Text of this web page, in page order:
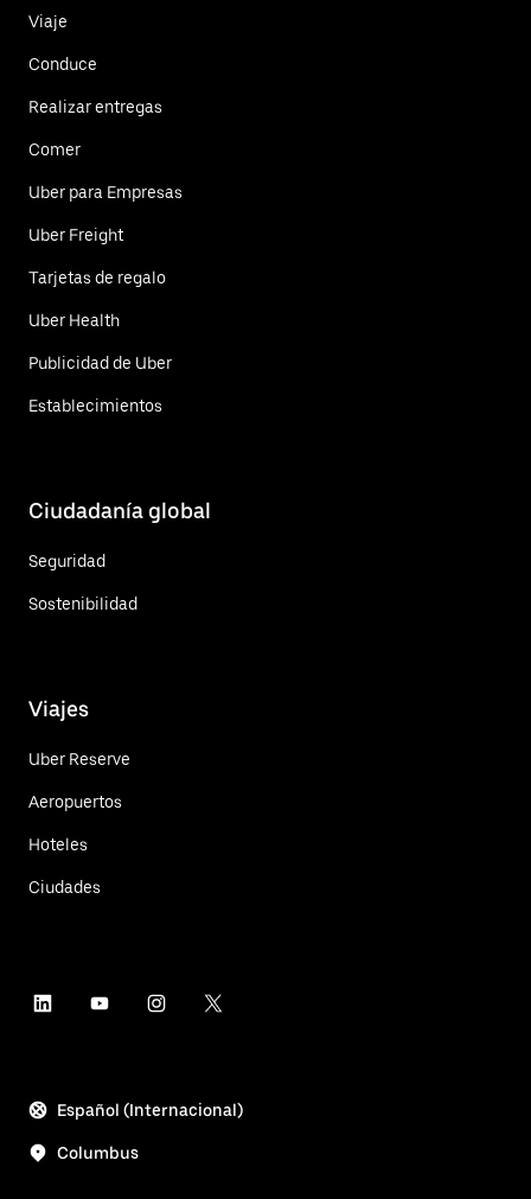
Viaje
Conduce
Realizar entregas
Comer
Uber para Empresas
Uber Freight
Tarjetas de regalo
Uber Health
Publicidad de Uber
Establecimientos
Ciudadanía global
Seguridad
Sostenibilidad
Viajes
Uber Reserve
Aeropuertos
Hoteles
Ciudades
Español (Internacional)
Columbus